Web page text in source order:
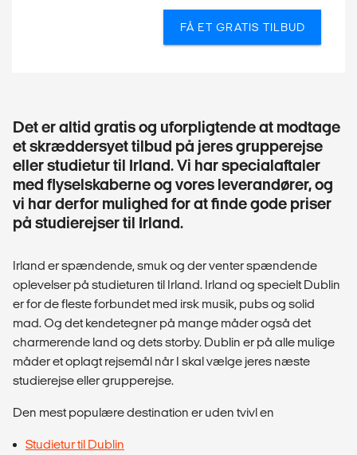
FÅ ET GRATIS TILBUD
Det er altid gratis og uforpligtende at modtage
et skræddersyet tilbud på jeres grupperejse
eller studietur til Irland. Vi har specialaftaler
med flyselskaberne og vores leverandører, og
vi har derfor mulighed for at finde gode priser
på studierejser til Irland.
Irland er spændende, smuk og der venter spændende
oplevelser på studieturen til Irland. Irland og specielt Dublin
er for de fleste forbundet med irsk musik, pubs og solid
mad. Og det kendetegner på mange måder også det
charmerende land og dets storby. Dublin er på alle mulige
måder et oplagt rejsemål når I skal vælge jeres næste
studierejse eller grupperejse.
Den mest populære destination er uden tvivl en
Studietur til Dublin